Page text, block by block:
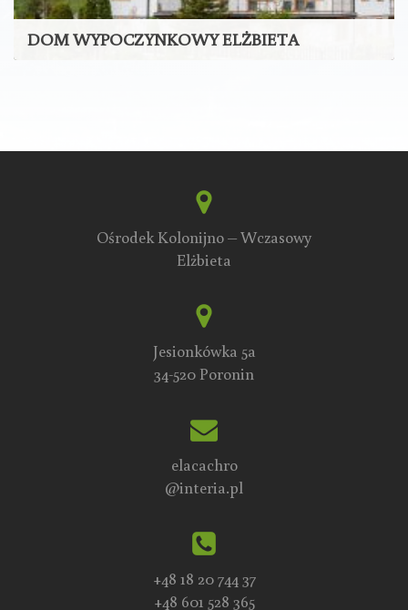
DOM WYPOCZYNKOWY ELŻBIETA
Ośrodek Kolonijno – Wczasowy
Elżbieta
Jesionkówka 5a
34-520 Poronin
elacachro
@interia.pl
+48 18 20 744 37
+48 601 528 365